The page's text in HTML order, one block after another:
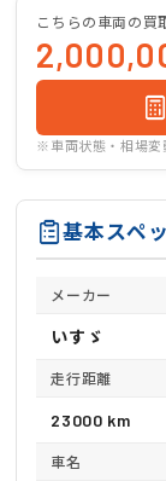
こちらの車両の買
※車両状態・相場変
基本スペ
メーカー
いすゞ
走行距離
23000 km
車名